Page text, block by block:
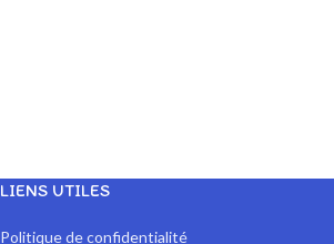
LIENS UTILES
Politique de confidentialité